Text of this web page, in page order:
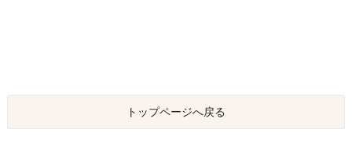
トップページへ戻る